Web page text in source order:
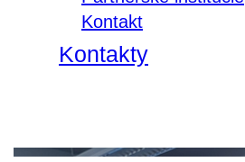
Kontakt
Kontakty